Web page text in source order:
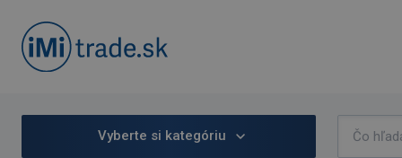
Vyberte si kategóriu